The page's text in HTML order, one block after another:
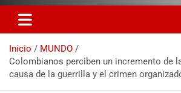
Inicio
MUNDO
Colombianos perciben un incremento de
causa de la guerrilla y el crimen